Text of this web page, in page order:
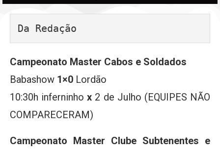
Da Redação
Campeonato Master Cabos e Soldados
Babashow 1×0 Lordão
10:30h inferninhox 2 de Julho (EQUIPES NÃO
COMPARECERAM)
Campeonato Master Clube Subtenentes e